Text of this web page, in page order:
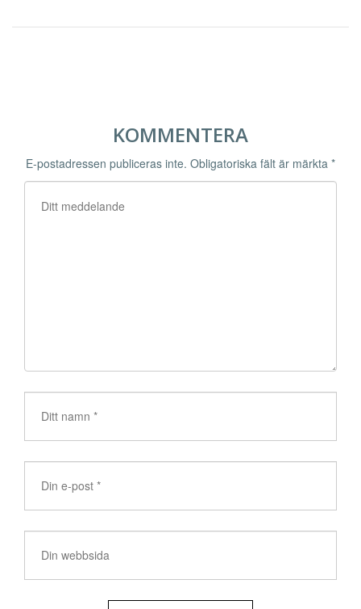
KOMMENTERA
E-postadressen publiceras inte. Obligatoriska fält är märkta *